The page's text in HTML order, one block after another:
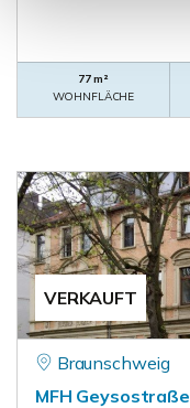
77 m²
WOHNFLÄCHE
VERKAUFT
Braunschweig
MFH Geysostraße